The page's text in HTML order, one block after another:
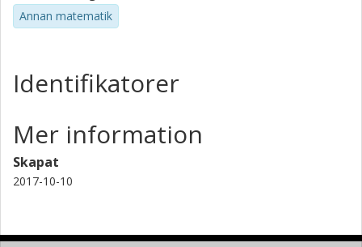
Annan matematik
Identifikatorer
Mer information
Skapat
2017-10-10